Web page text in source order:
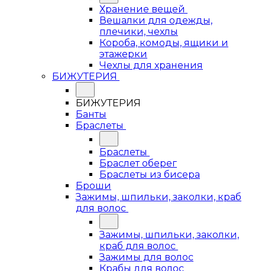
Хранение вещей
Вешалки для одежды,
плечики, чехлы
Короба, комоды, ящики и
этажерки
Чехлы для хранения
БИЖУТЕРИЯ
БИЖУТЕРИЯ
Банты
Браслеты
Браслеты
Браслет оберег
Браслеты из бисера
Броши
Зажимы, шпильки, заколки, краб
для волос
Зажимы, шпильки, заколки,
краб для волос
Зажимы для волос
Крабы для волос